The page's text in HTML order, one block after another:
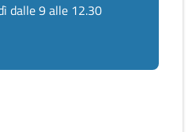
dalle 9 alle 12.30